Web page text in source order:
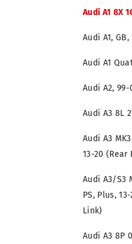
Audi A1 8X
Audi A1, GB,
Audi A1
Audi A2, 99-
Audi A3 8L
Audi A3
13-20 (Rear
Audi A3/S3
PS, Plus,
Link)
Audi A3 8P